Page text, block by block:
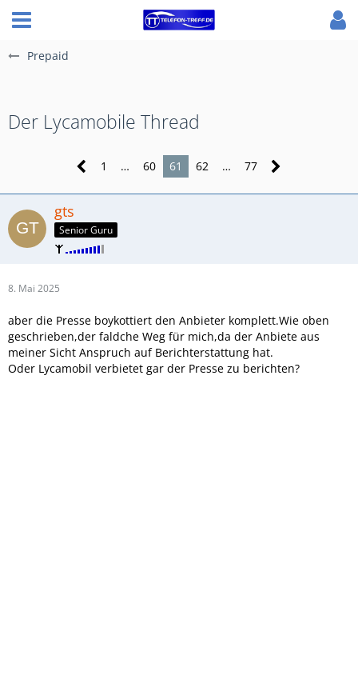
Prepaid
Der Lycamobile Thread
1 … 60 61 62 … 77
gts
Senior Guru
8. Mai 2025
aber die Presse boykottiert den Anbieter komplett.Wie oben
geschrieben,der faldche Weg für mich,da der Anbiete aus
meiner Sicht Anspruch auf Berichterstattung hat.
Oder Lycamobil verbietet gar der Presse zu berichten?